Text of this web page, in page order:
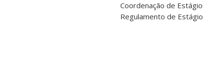
Coordenação de
Regulamento de